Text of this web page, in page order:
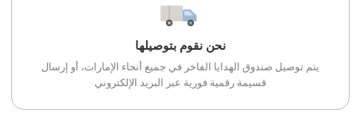
نحن نقوم بتوصيلها
يتم توصيل صندوق الهدايا الفاخر في جميع أنحاء الإمارات، أو إرسال
قسيمة رقمية فورية عبر البريد الإلكتروني